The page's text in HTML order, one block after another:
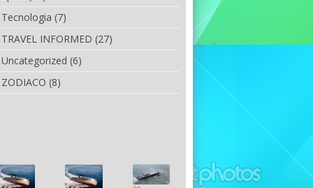
Tecnologia (7)
TRAVEL INFORMED (27)
Uncategorized (6)
ZODIACO (8)